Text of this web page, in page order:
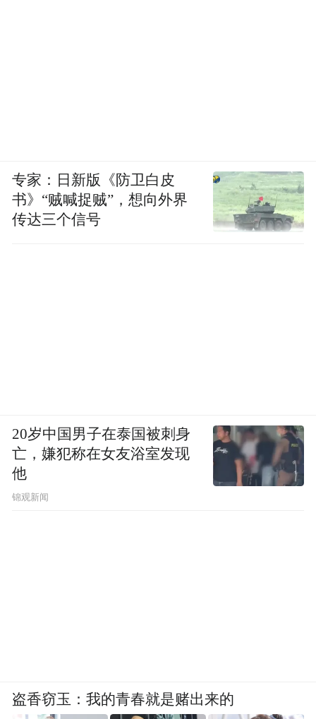
专家：日新版《防卫白皮
书》“贼喊捉贼”，想向外界
传达三个信号
20岁中国男子在泰国被刺身
亡，嫌犯称在女友浴室发现
他
锦观新闻
盗香窃玉：我的青春就是赌出来的